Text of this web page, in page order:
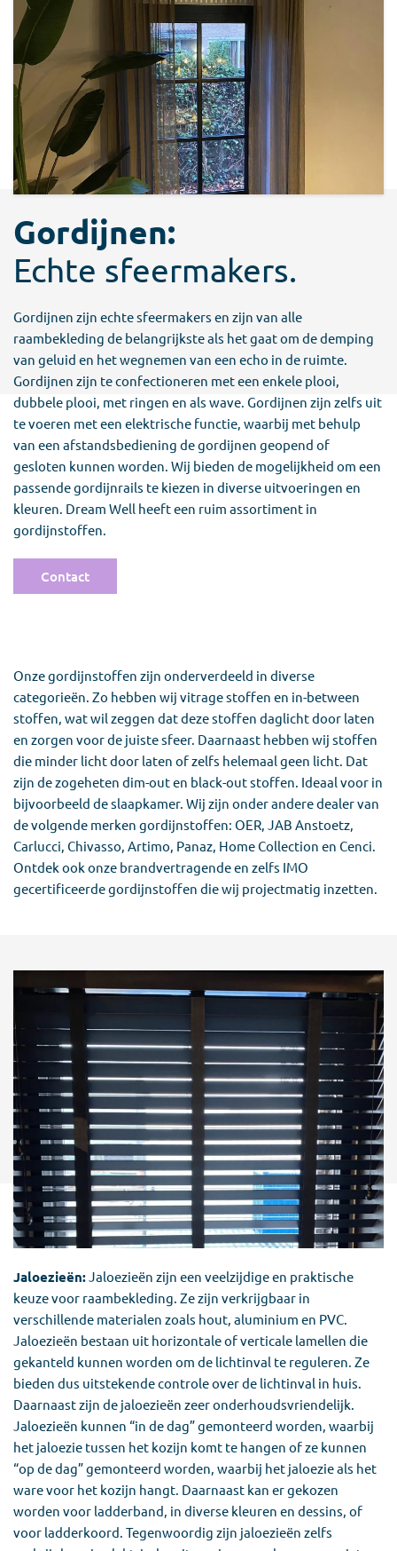
Gordijnen:
Echte sfeermakers.
Gordijnen zijn echte sfeermakers en zijn van alle
raambekleding de belangrijkste als het gaat om de demping
van geluid en het wegnemen van een echo in de ruimte.
Gordijnen zijn te confectioneren met een enkele plooi,
dubbele plooi, met ringen en als wave. Gordijnen zijn zelfs uit
te voeren met een elektrische functie, waarbij met behulp
van een afstandsbediening de gordijnen geopend of
gesloten kunnen worden. Wij bieden de mogelijkheid om een
passende gordijnrails te kiezen in diverse uitvoeringen en
kleuren. Dream Well heeft een ruim assortiment in
gordijnstoffen.
Contact
Onze gordijnstoffen zijn onderverdeeld in diverse
categorieën. Zo hebben wij vitrage stoffen en in-between
stoffen, wat wil zeggen dat deze stoffen daglicht door laten
en zorgen voor de juiste sfeer. Daarnaast hebben wij stoffen
die minder licht door laten of zelfs helemaal geen licht. Dat
zijn de zogeheten dim-out en black-out stoffen. Ideaal voor in
bijvoorbeeld de slaapkamer. Wij zijn onder andere dealer van
de volgende merken gordijnstoffen: OER, JAB Anstoetz,
Carlucci, Chivasso, Artimo, Panaz, Home Collection en Cenci.
Ontdek ook onze brandvertragende en zelfs IMO
gecertificeerde gordijnstoffen die wij projectmatig inzetten.
Jaloezieën:Jaloezieën zijn een veelzijdige en praktische
keuze voor raambekleding. Ze zijn verkrijgbaar in
verschillende materialen zoals hout, aluminium en PVC.
Jaloezieën bestaan uit horizontale of verticale lamellen die
gekanteld kunnen worden om de lichtinval te reguleren. Ze
bieden dus uitstekende controle over de lichtinval in huis.
Daarnaast zijn de jaloezieën zeer onderhoudsvriendelijk.
Jaloezieën kunnen “in de dag” gemonteerd worden, waarbij
het jaloezie tussen het kozijn komt te hangen of ze kunnen
“op de dag” gemonteerd worden, waarbij het jaloezie als het
ware voor het kozijn hangt. Daarnaast kan er gekozen
worden voor ladderband, in diverse kleuren en dessins, of
voor ladderkoord. Tegenwoordig zijn jaloezieën zelfs